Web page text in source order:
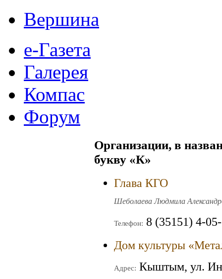
Вершина
е-Газета
Галерея
Компас
Форум
Организации, в
букву «К»
Глава КГО
Шеболаева Людмила
Телефон: 8 (35151) 4-
Дом культуры
Адрес: Кыштым, ул.